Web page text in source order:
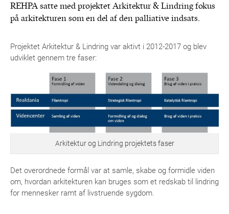
REHPA satte med projektet Arkitektur & Lindring fokus
på arkitekturen som en del af den palliative indsats.
Projektet Arkitektur & Lindring var aktivt i 2012-2017 og blev
udviklet gennem tre faser:
Arkitektur og Lindring projektets faser
Det overordnede formål var at samle, skabe og formidle viden
om, hvordan arkitekturen kan bruges som et redskab til lindring
for mennesker ramt af livstruende sygdom.